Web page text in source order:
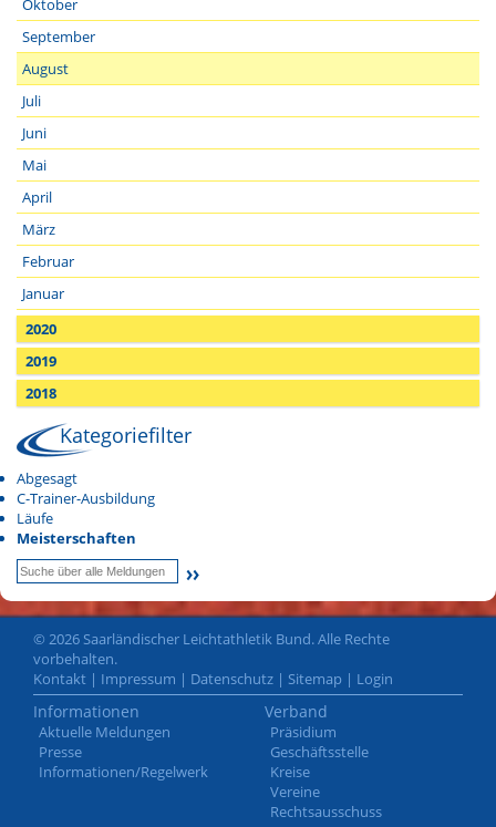
Oktober
September
August
Juli
Juni
Mai
April
März
Februar
Januar
2020
2019
2018
Kategoriefilter
Abgesagt
C-Trainer-Ausbildung
Läufe
Meisterschaften
© 2026 Saarländischer Leichtathletik Bund. Alle Rechte
vorbehalten.
Kontakt | Impressum | Datenschutz | Sitemap | Login
Informationen
Aktuelle Meldungen
Presse
Informationen/Regelwerk
Verband
Präsidium
Geschäftsstelle
Kreise
Vereine
Rechtsausschuss